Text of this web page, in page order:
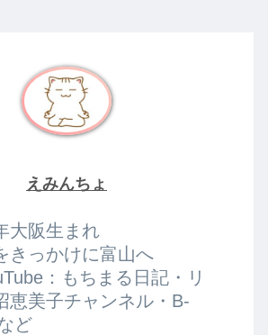
えみんちょ
大阪生まれ
きっかけに富山へ
：もちまる日記・リ
恵美子チャンネル・B-
ど